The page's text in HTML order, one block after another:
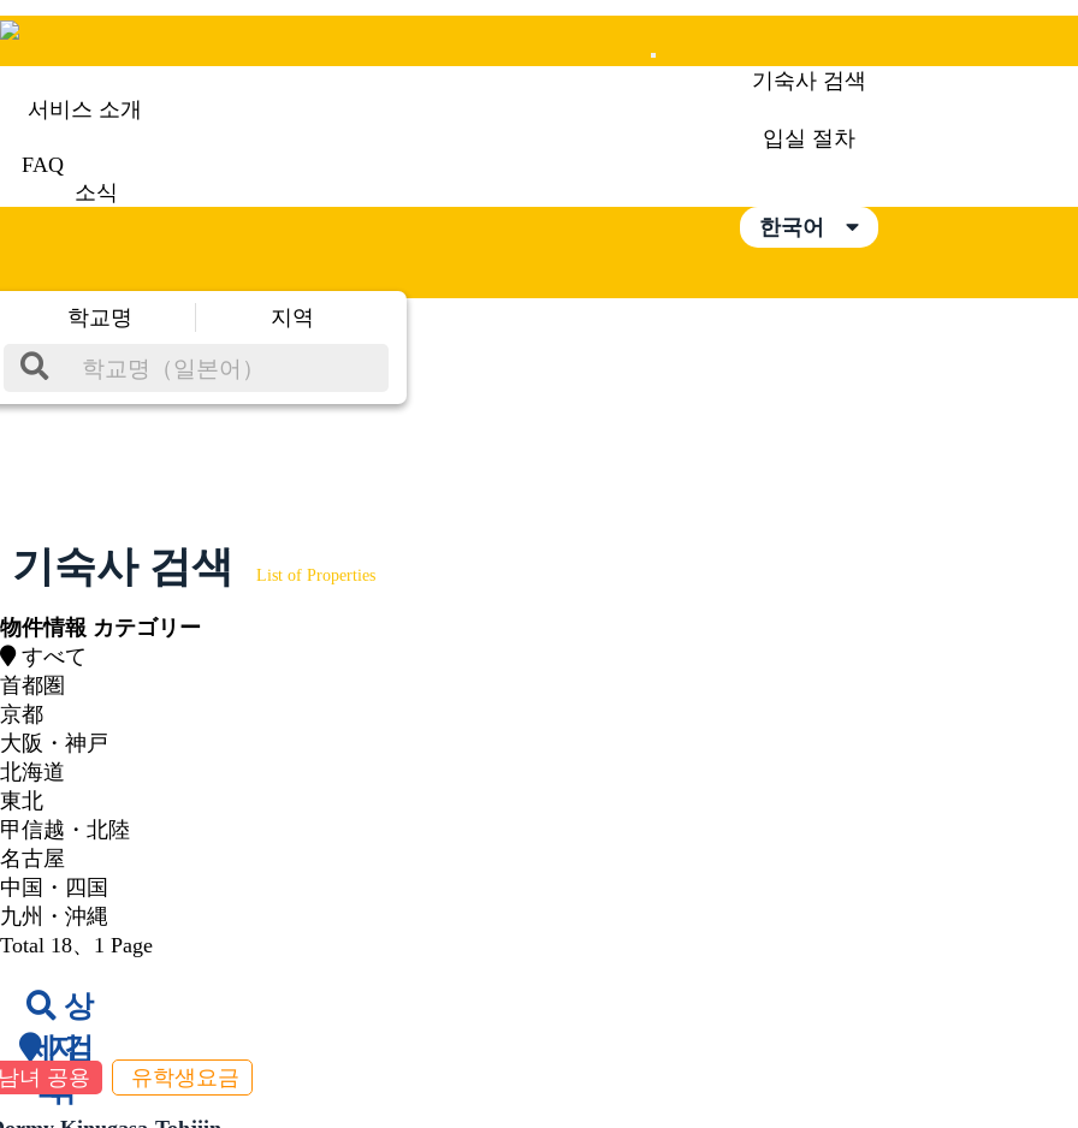
Mobile
기숙사 검색
서비스 소개
입실 절차
FAQ
소식
한국어
학교명 지역
기숙사 검색 List of Properties
物件情報 カテゴリー
すべて
首都圏
京都
大阪・神戸
北海道
東北
甲信越・北陸
名古屋
中国・四国
九州・沖縄
Total 18、1 Page
상
세 검
색
지
역
녀 공용 유학생요금